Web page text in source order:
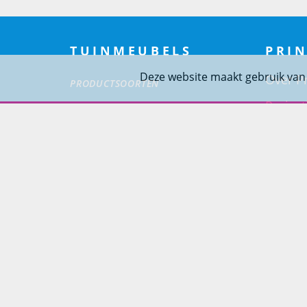
Deze website maakt gebruik
TUINMEUBELS
PRODUCTSOORTEN
Over